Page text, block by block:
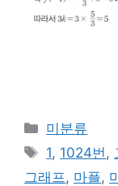
카
테
고
미분류
태
그
1, 1024번 ,
그래프 , 마플,